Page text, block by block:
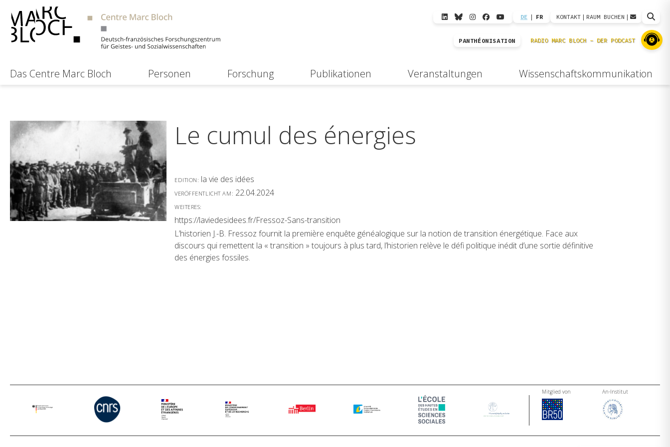
DE | FR KONTAKT | RAUM BUCHEN |
PANTHÉONISATION
Das Centre Marc Bloch Personen Forschung Publikationen Veranstaltungen Wissenschaftskommunikation
Le cumul des énergies
EDITION: la vie des idées
VERÖFFENTLICHT AM: 22.04.2024
WEITERES:
https://laviedesidees.fr/Fressoz-Sans-transition
L’historien J.-B. Fressoz fournit la première enquête généalogique sur la notion de transition énergétique. Face aux
discours qui remettent la « transition » toujours à plus tard, l’historien relève le défi politique inédit d’une sortie définitive
des énergies fossiles.
Mitglied von An-Institut